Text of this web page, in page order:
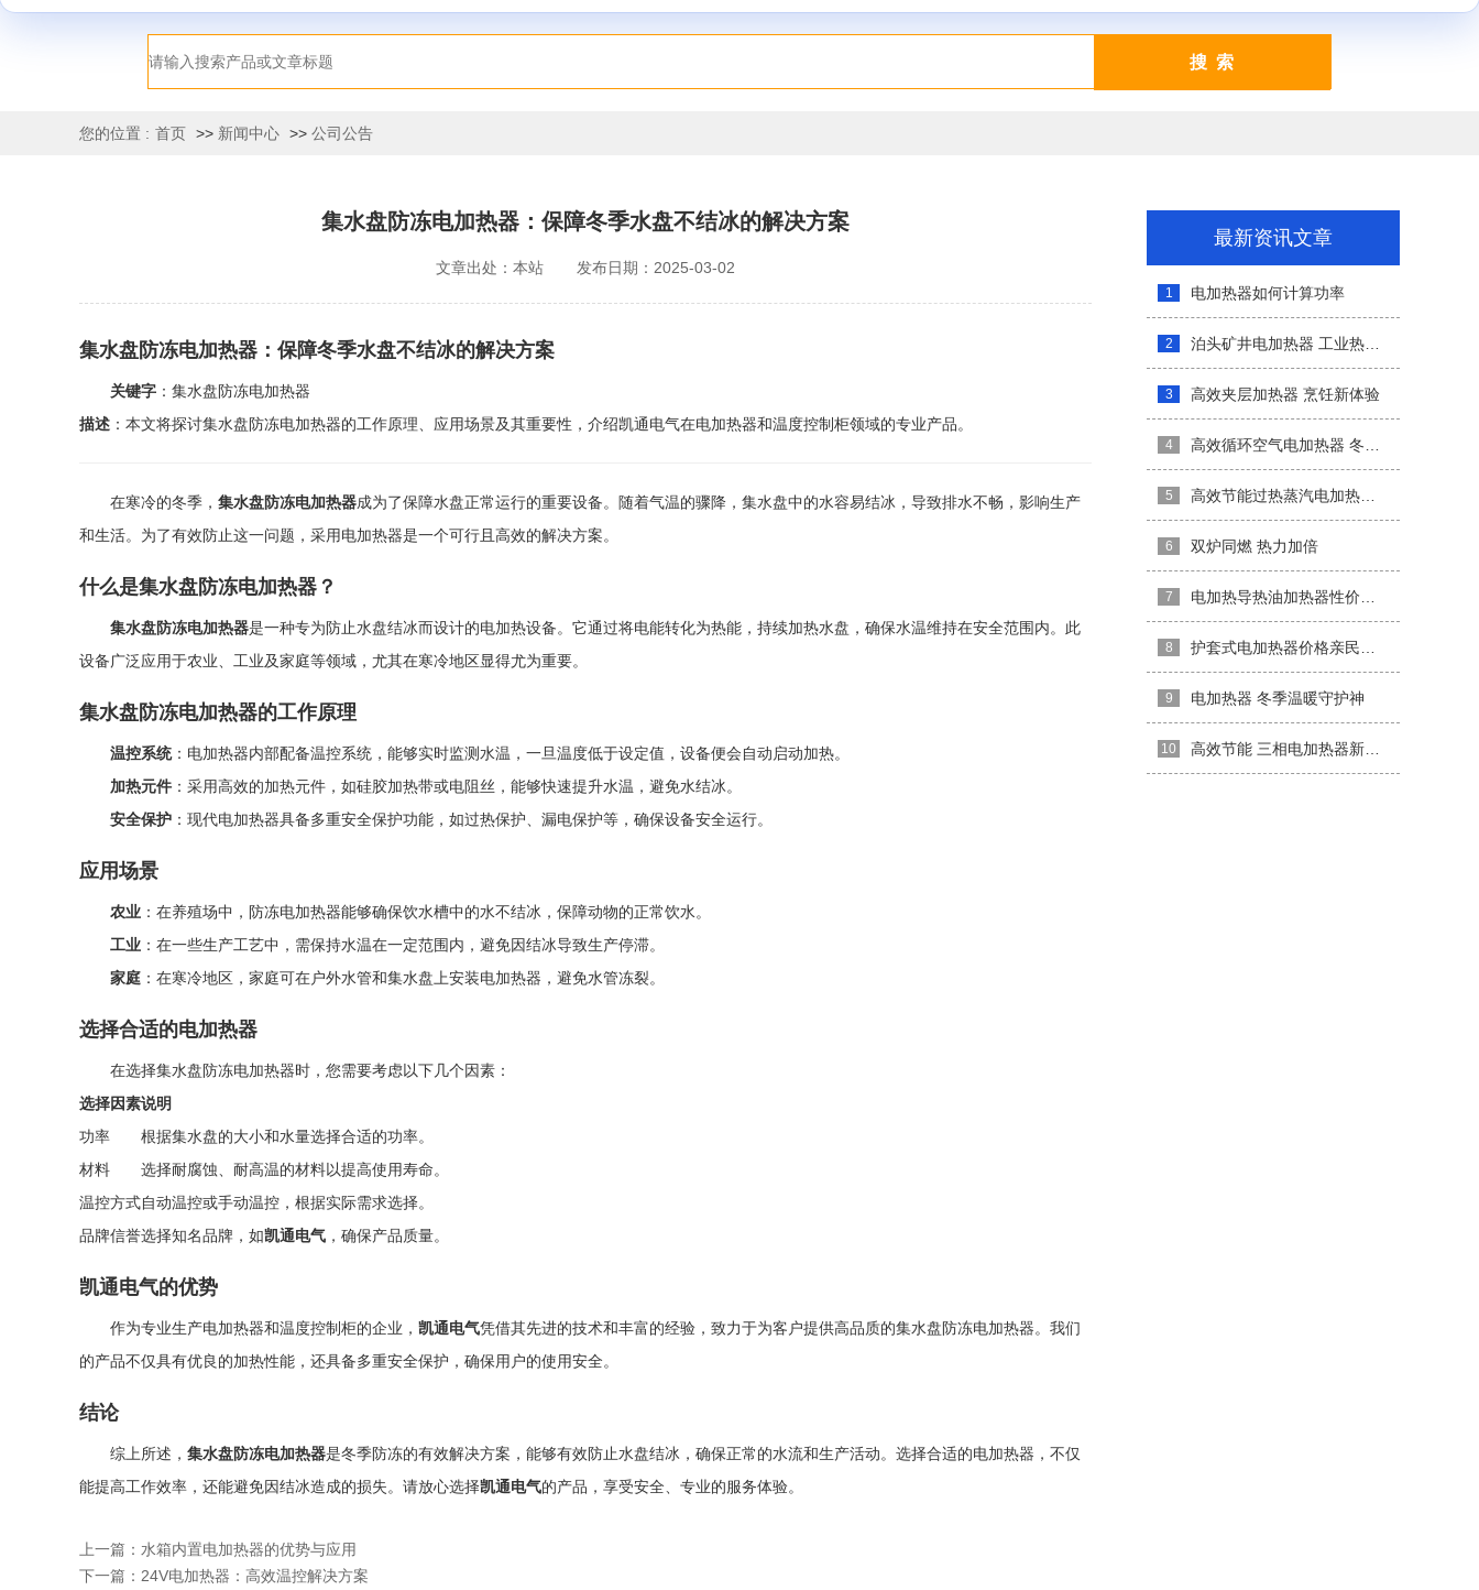
搜 索
您的位置 : 首页 >> 新闻中心 >> 公司公告
集水盘防冻电加热器：保障冬季水盘不结冰的解决方案
文章出处：本站 发布日期：2025-03-02
集水盘防冻电加热器：保障冬季水盘不结冰的解决方案
关键字 ：集水盘防冻电加热器
描述 ：本文将探讨集水盘防冻电加热器的工作原理、应用场景及其重要性，介绍凯通电气在电加热器和温度控制柜领域的专业产品。
在寒冷的冬季， 集水盘防冻电加热器成为了保障水盘正常运行的重要设备。随着气温的骤降，集水盘中的水容易结冰，导致排水不畅，影响生产
和生活。为了有效防止这一问题，采用电加热器是一个可行且高效的解决方案。
什么是集水盘防冻电加热器？
集水盘防冻电加热器是一种专为防止水盘结冰而设计的电加热设备。它通过将电能转化为热能，持续加热水盘，确保水温维持在安全范围内。此
设备广泛应用于农业、工业及家庭等领域，尤其在寒冷地区显得尤为重要。
集水盘防冻电加热器的工作原理
温控系统：电加热器内部配备温控系统，能够实时监测水温，一旦温度低于设定值，设备便会自动启动加热。
加热元件 ：采用高效的加热元件，如硅胶加热带或电阻丝，能够快速提升水温，避免水结冰。
安全保护 ：现代电加热器具备多重安全保护功能，如过热保护、漏电保护等，确保设备安全运行。
应用场景
农业 ：在养殖场中，防冻电加热器能够确保饮水槽中的水不结冰，保障动物的正常饮水。
工业 ：在一些生产工艺中，需保持水温在一定范围内，避免因结冰导致生产停滞。
家庭 ：在寒冷地区，家庭可在户外水管和集水盘上安装电加热器，避免水管冻裂。
选择合适的电加热器
在选择集水盘防冻电加热器时，您需要考虑以下几个因素：
选择因素说明
功率
根据集水盘的大小和水量选择合适的功率。
材料
选择耐腐蚀、耐高温的材料以提高使用寿命。
温控方式自动温控或手动温控，根据实际需求选择。
品牌信誉选择知名品牌，如凯通电气 ，确保产品质量。
凯通电气的优势
作为专业生产电加热器和温度控制柜的企业， 凯通电气凭借其先进的技术和丰富的经验，致力于为客户提供高品质的集水盘防冻电加热器。我们
的产品不仅具有优良的加热性能，还具备多重安全保护，确保用户的使用安全。
结论
综上所述， 集水盘防冻电加热器是冬季防冻的有效解决方案，能够有效防止水盘结冰，确保正常的水流和生产活动。选择合适的电加热器，不仅
能提高工作效率，还能避免因结冰造成的损失。请放心选择凯通电气的产品，享受安全、专业的服务体验。
上一篇： 水箱内置电加热器的优势与应用
下一篇： 24V电加热器：高效温控解决方案
最新资讯文章
1 电加热器如何计算功率
2
3 高效夹层加热器 烹饪新体验
4
5
6 双炉同燃 热力加倍
7
8
9 电加热器 冬季温暖守护神
10